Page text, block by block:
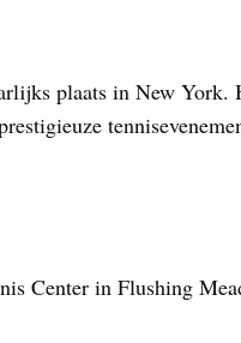
plaats in New York.
Center in Flushing